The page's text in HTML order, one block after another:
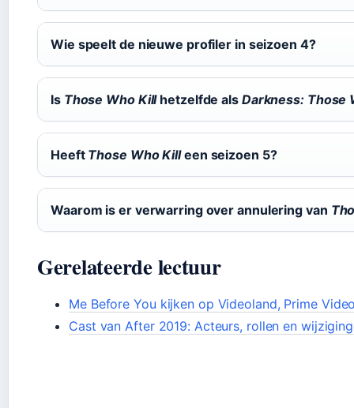
Wie speelt de nieuwe profiler in seizoen 4?
Is Those Who Killhetzelfde als Darkness: Those
Heeft Those Who Killeen seizoen 5?
Waarom is er verwarring over annulering van
Gerelateerde lectuur
Me Before You kijken op Videoland, Prime
Cast van After 2019: Acteurs, rollen en